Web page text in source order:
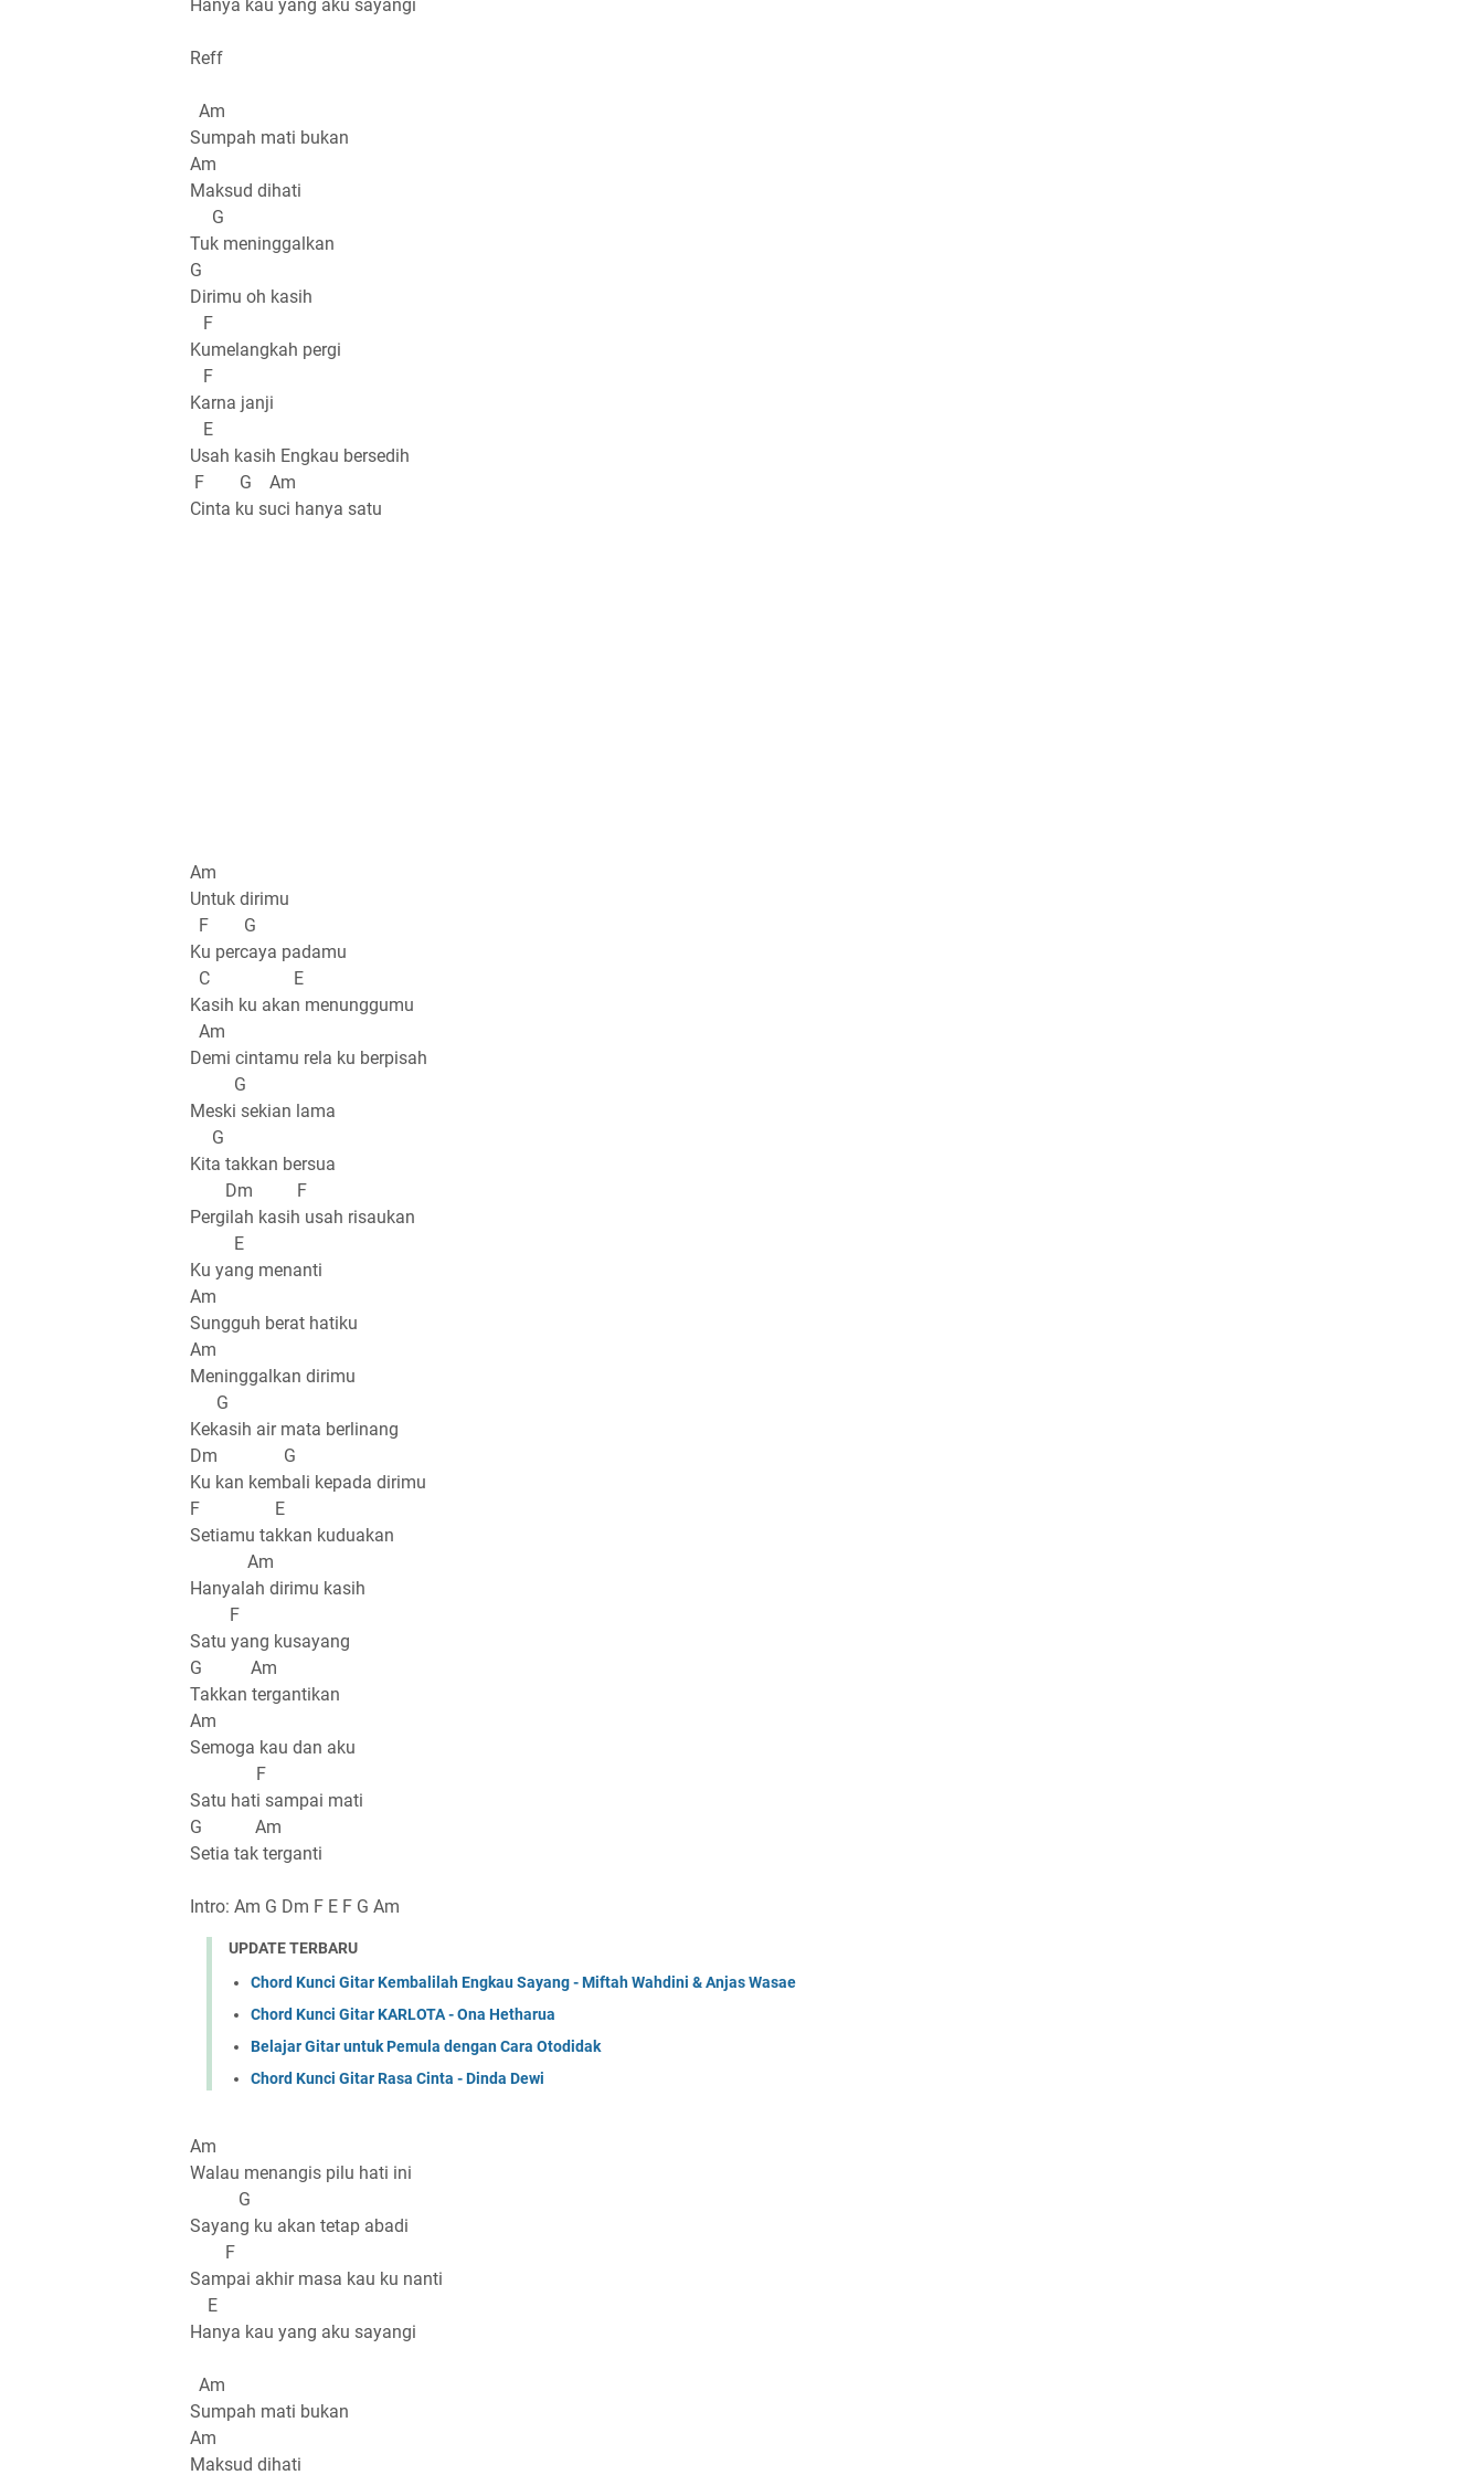
Hanya kau yang aku sayangi
Reff
Am
Sumpah mati bukan
Am
Maksud dihati
G
Tuk meninggalkan
G
Dirimu oh kasih
F
Kumelangkah pergi
F
Karna janji
E
Usah kasih Engkau bersedih
F G Am
Cinta ku suci hanya satu
Am
Untuk dirimu
F G
Ku percaya padamu
C E
Kasih ku akan menunggumu
Am
Demi cintamu rela ku berpisah
G
Meski sekian lama
G
Kita takkan bersua
Dm F
Pergilah kasih usah risaukan
E
Ku yang menanti
Am
Sungguh berat hatiku
Am
Meninggalkan dirimu
G
Kekasih air mata berlinang
Dm G
Ku kan kembali kepada dirimu
F E
Setiamu takkan kuduakan
Am
Hanyalah dirimu kasih
F
Satu yang kusayang
G Am
Takkan tergantikan
Am
Semoga kau dan aku
F
Satu hati sampai mati
G Am
Setia tak terganti
Intro: Am G Dm F E F G Am
UPDATE TERBARU
Chord Kunci Gitar Kembalilah Engkau Sayang - Miftah Wahdini & Anjas Wasae
Chord Kunci Gitar KARLOTA - Ona Hetharua
Belajar Gitar untuk Pemula dengan Cara Otodidak
Chord Kunci Gitar Rasa Cinta - Dinda Dewi
Am
Walau menangis pilu hati ini
G
Sayang ku akan tetap abadi
F
Sampai akhir masa kau ku nanti
E
Hanya kau yang aku sayangi
Am
Sumpah mati bukan
Am
Maksud dihati